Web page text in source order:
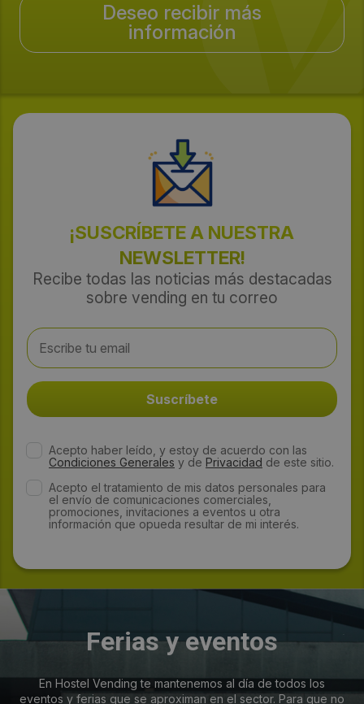
Deseo recibir más
información
¡SUSCRÍBETE A NUESTRA
NEWSLETTER!
Recibe todas las noticias más destacadas
sobre vending en tu correo
Acepto haber leído, y estoy de acuerdo con las
Condiciones Generales y de Privacidad de este sitio.
Acepto el tratamiento de mis datos personales para
el envío de comunicaciones comerciales,
promociones, invitaciones a eventos u otra
información que opueda resultar de mi interés.
Ferias y eventos
En Hostel Vending te mantenemos al día de todos los
eventos y ferias que se aproximan en el sector. Para que no